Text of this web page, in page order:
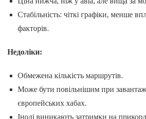
Стабільність: чіткі графіки, менше
факторів.
Недоліки:
Обмежена кількість маршрутів.
Може бути повільнішим при
європейських хабах.
Іноді виникають затримки на